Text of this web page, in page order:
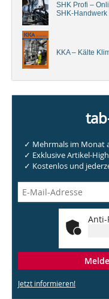
SHK Profi –
SHK-Handwerk
KKA – Kälte
✓ Mehrmals im Monat
✓ Exklusive Artikel-
✓ Kostenlos und
Anti-
Jetzt informieren!